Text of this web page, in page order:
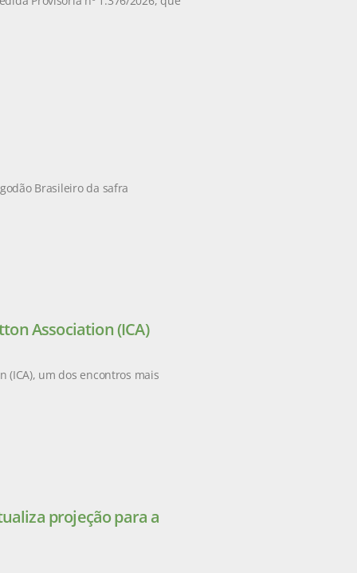
Brasileiro da safra
Association (ICA)
(ICA), um dos encontros mais
projeção para a